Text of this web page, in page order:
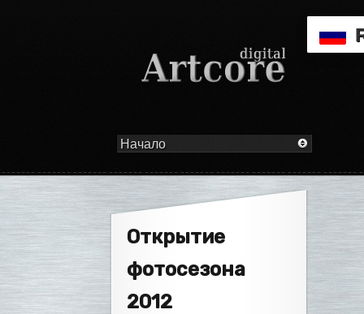
Открытие
фотосезона
2012